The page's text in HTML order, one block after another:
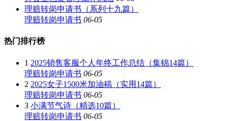
理赔转岗申请书（系列十九篇）
理赔转岗申请书 06-05
热门排行榜
1 2025销售客服个人年终工作总结（集锦14篇）
理赔转岗申请书 06-05
2 2025女子1500米加油稿（实用14篇）
理赔转岗申请书 06-05
3 小满节气诗（精选10篇）
理赔转岗申请书 06-05